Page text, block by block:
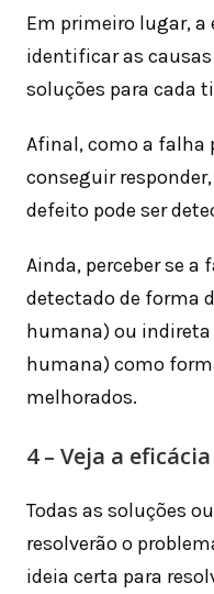
Em primeiro lugar, a
identificar as
soluções para cada
Afinal, como a falha
conseguir
defeito pode ser
Ainda, perceber se a
detectado de forma
humana) ou
humana) como
melhorados.
4 – Veja a
Todas as soluções
resolverão o
ideia certa para